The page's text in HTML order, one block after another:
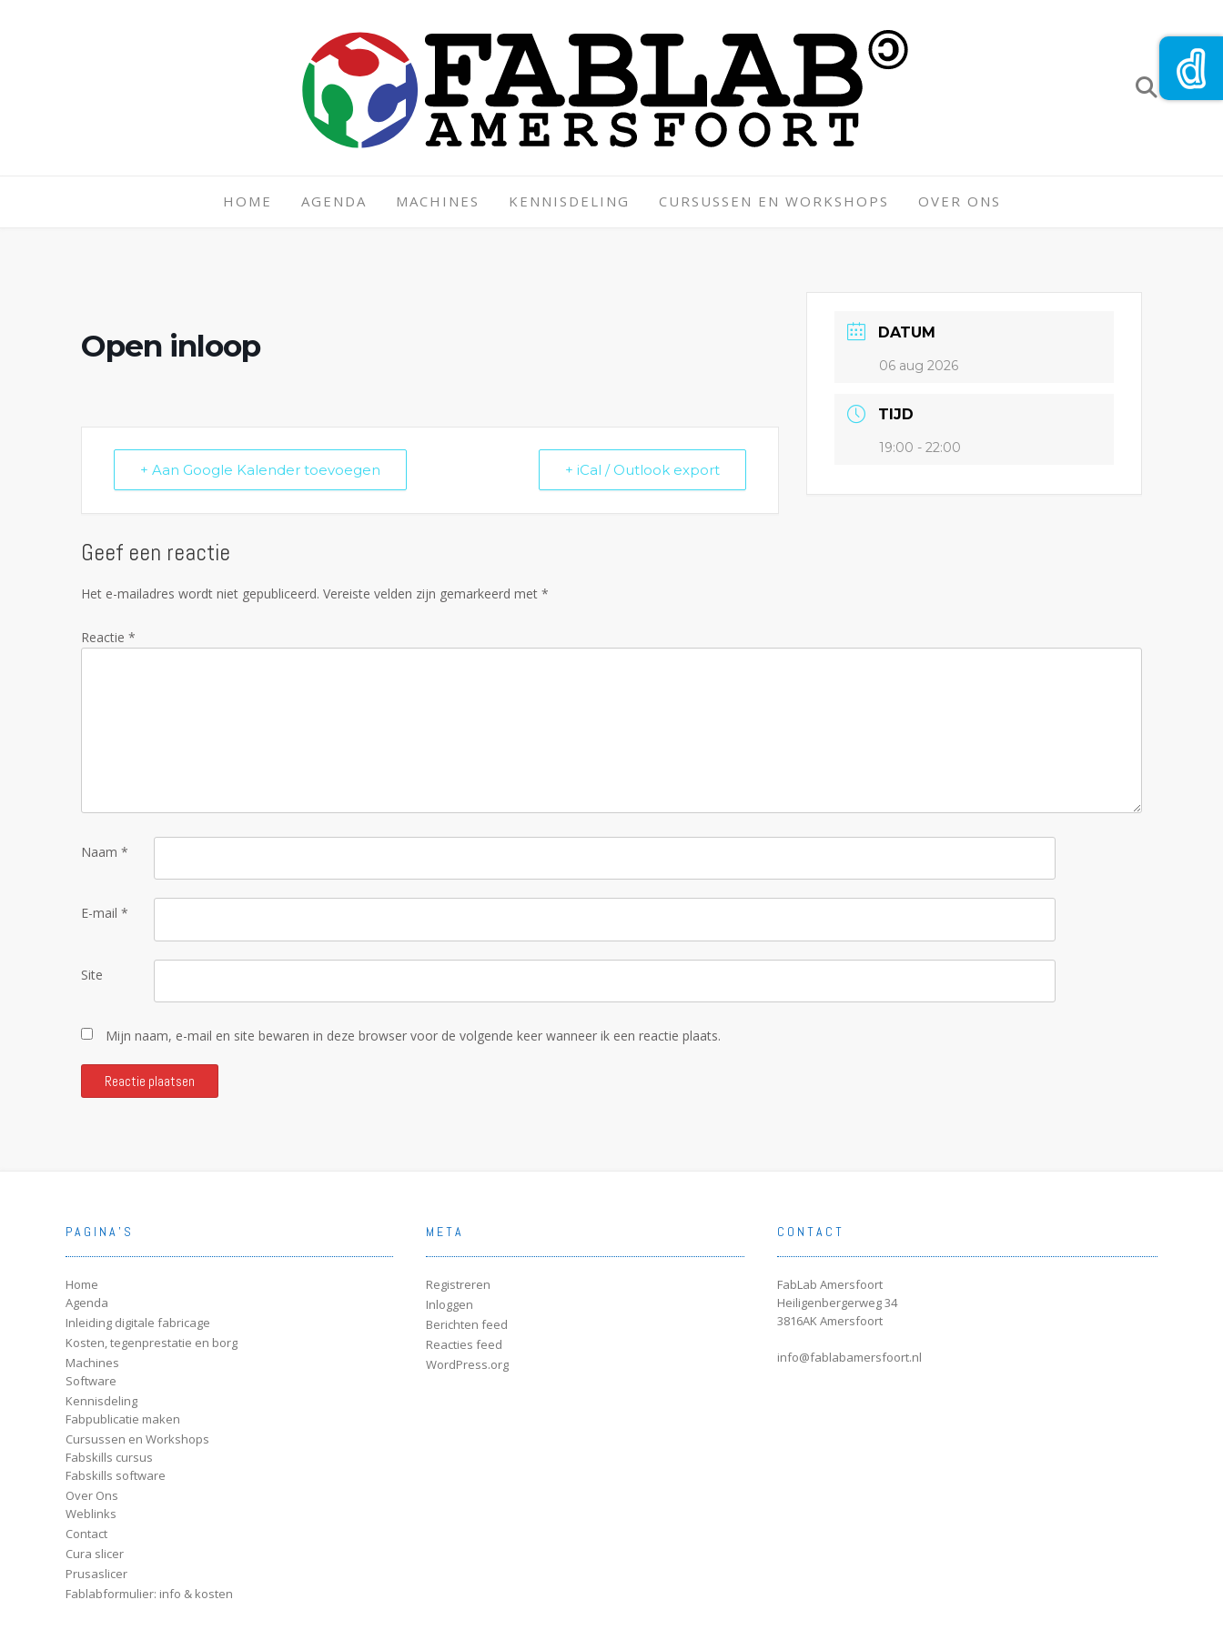
HOME AGENDA MACHINES KENNISDELING CURSUSSEN EN WORKSHOPS OVER ONS
Open inloop
+ Aan Google Kalender toevoegen + iCal / Outlook export
DATUM
06 aug 2026
TIJD
19:00 - 22:00
Geef een reactie
Het e-mailadres wordt niet gepubliceerd. Vereiste velden zijn gemarkeerd met *
Reactie *
Naam *
E-mail *
Site
Mijn naam, e-mail en site bewaren in deze browser voor de volgende keer wanneer ik een reactie plaats.
PAGINA’S
Home
Agenda
Inleiding digitale fabricage
Kosten, tegenprestatie en borg
Machines
Software
Kennisdeling
Fabpublicatie maken
Cursussen en Workshops
Fabskills cursus
Fabskills software
Over Ons
Weblinks
Contact
Cura slicer
Prusaslicer
Fablabformulier: info & kosten
META
Registreren
Inloggen
Berichten feed
Reacties feed
WordPress.org
CONTACT
FabLab Amersfoort
Heiligenbergerweg 34
3816AK Amersfoort
info@fablabamersfoort.nl